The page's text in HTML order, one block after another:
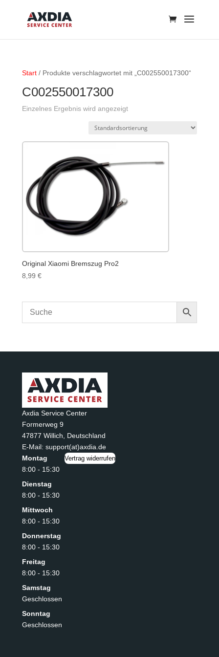
Start/ Produkte verschlagwortet mit „C002550017300“
C002550017300
Einzelnes Ergebnis wird angezeigt
Original Xiaomi Bremszug Pro2
8,99 €
Axdia Service Center
Formerweg 9
47877 Willich
Deutschland
E-Mail: support(at)axdia.de
Montag
8:00 - 15:30
Dienstag
8:00 - 15:30
Mittwoch
8:00 - 15:30
Donnerstag
8:00 - 15:30
Freitag
8:00 - 15:30
Samstag
Geschlossen
Sonntag
Geschlossen
Vertrag widerrufen